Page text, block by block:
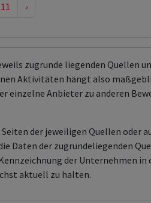
›
zugrunde liegenden Quellen
Aktivitäten hängt also
einzelne Anbieter zu anderen
der jeweiligen Quellen oder
Daten der zugrundeliegenden
der Unternehmen
aktuell zu halten.